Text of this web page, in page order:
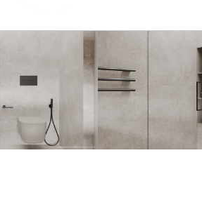
GERAL@FOURSTEEL.EU